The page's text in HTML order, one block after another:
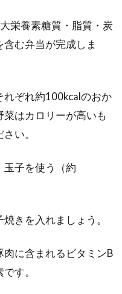
栄養素糖質・脂質・炭
む弁当が完成しま
ぞれ約100kcalのおか
はカロリーが高いも
い。
玉子を使う（約
きを入れましょう。
に含まれるビタミンB
す。